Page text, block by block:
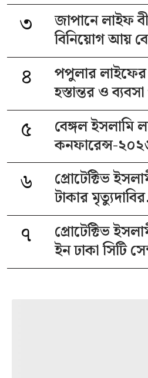
৩
জাপানে লাইফ
বিনিয়োগ আয়
৪
পপুলার লাইফের
হস্তান্তর ও
৫
বেঙ্গল ইসলামি
কনফারেন্স-
৬
প্রোটেক্টিভ
টাকার
৭
প্রোটেক্টিভ
ইন ঢাকা সিটি